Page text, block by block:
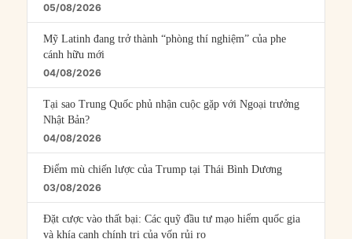
05/08/2026
Mỹ Latinh đang trở thành “phòng thí nghiệm” của phe
cánh hữu mới
04/08/2026
Tại sao Trung Quốc phủ nhận cuộc gặp với Ngoại trưởng
Nhật Bản?
04/08/2026
Điểm mù chiến lược của Trump tại Thái Bình Dương
03/08/2026
Đặt cược vào thất bại: Các quỹ đầu tư mạo hiểm quốc gia
và khía cạnh chính trị của vốn rủi ro